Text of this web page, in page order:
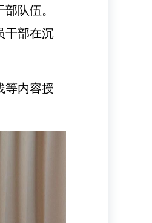
队伍。
干部在沉
等内容授